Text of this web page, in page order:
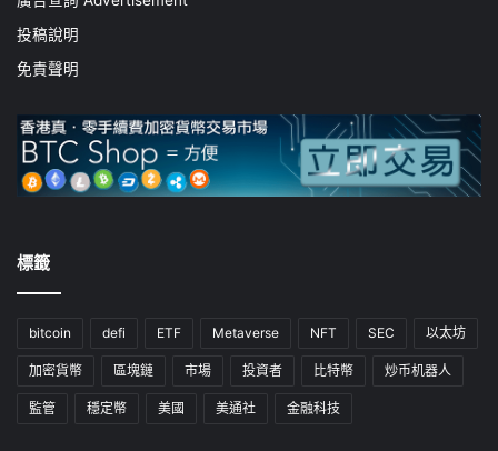
投稿說明
免責聲明
標籤
bitcoin defi ETF Metaverse NFT SEC 以太坊
加密貨幣 區塊鏈 市場 投資者 比特幣 炒币机器人
監管 穩定幣 美國 美通社 金融科技